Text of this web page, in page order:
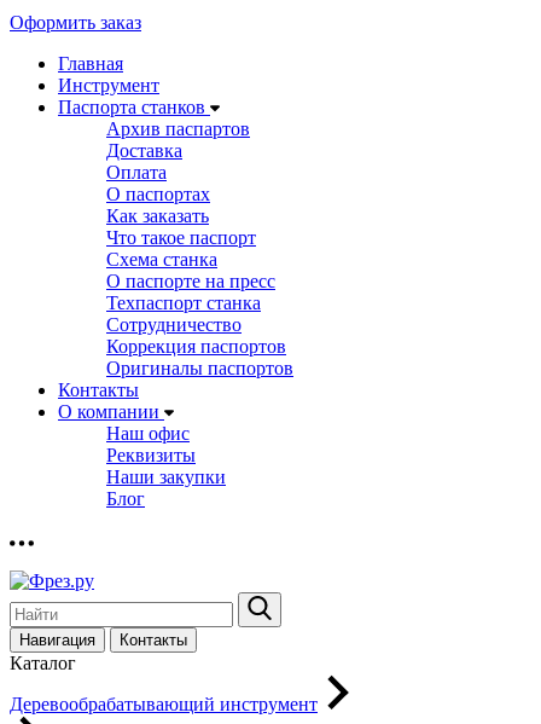
Оформить заказ
Главная
Инструмент
Паспорта станков
Архив паспартов
Доставка
Оплата
О паспортах
Как заказать
Что такое паспорт
Схема станка
О паспорте на пресс
Техпаспорт станка
Сотрудничество
Коррекция паспортов
Оригиналы паспортов
Контакты
О компании
Наш офис
Реквизиты
Наши закупки
Блог
Навигация Контакты
Каталог
Деревообрабатывающий инструмент